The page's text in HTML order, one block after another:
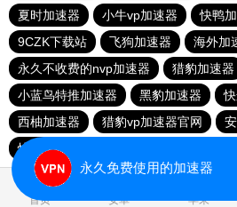
夏时加速器
小牛vp加速器 快鸭
9CZK下载站
飞狗加速器
海外加
永久不收费的nvp加速器
猎豹加速器
小蓝鸟特推加速器
黑豹加速器
西柚加速器
猎豹vp加速器官网
快连pvn加速器
首页 安卓 苹果
永久免费使用的加速器